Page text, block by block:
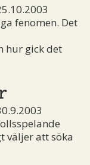
fenomen. Det
hur gick det
väljer att söka